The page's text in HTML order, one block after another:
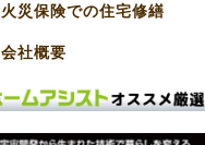
火災保険での住宅修繕
会社概要